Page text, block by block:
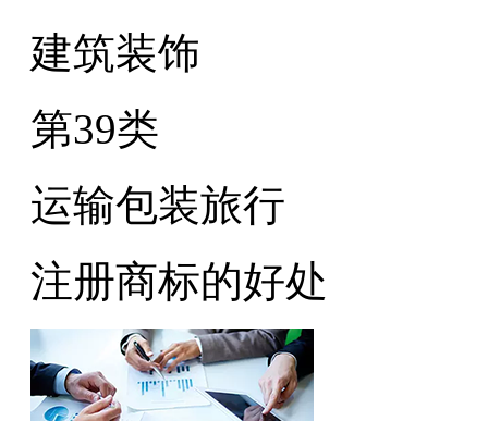
建筑装饰
第39类
运输包装旅行
注册商标的好处